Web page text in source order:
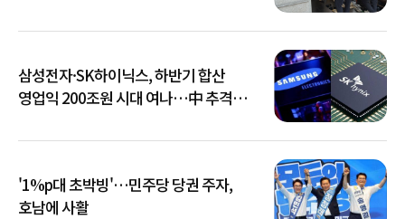
삼성전자·SK하이닉스, 하반기 합산
영업익 200조원 시대 여나…中 추격은
'1%p대 초박빙'…민주당 당권 주자,
호남에 사활